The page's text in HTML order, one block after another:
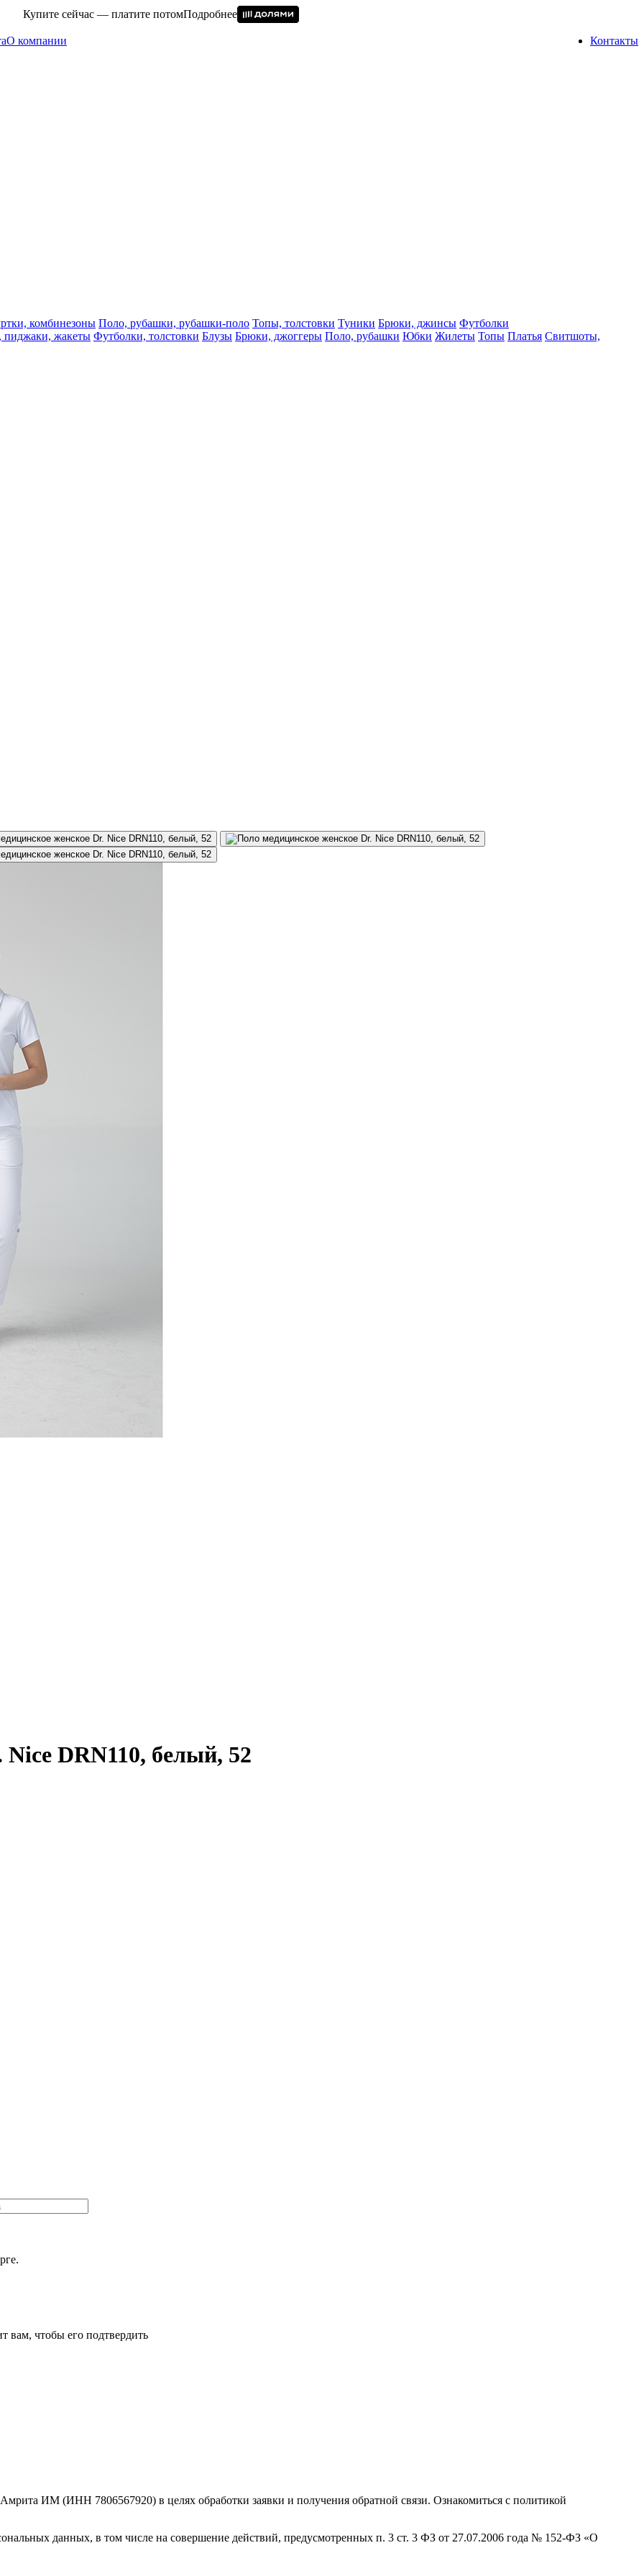
Купите сейчас — платите потомПодробнее
О компании Контакты
комбинезоны Поло, рубашки, рубашки-поло Топы, толстовки Туники Брюки, джинсы Футболки
пиджаки, жакеты Футболки, толстовки Блузы Брюки, джоггеры Поло, рубашки Юбки Жилеты Топы Платья Свитшоты,
DRN110, белый, 52
вам, чтобы его подтвердить
ИМ (ИНН 7806567920) в целях обработки заявки и получения обратной связи. Ознакомиться с политикой
данных, в том числе на совершение действий, предусмотренных п. 3 ст. 3 ФЗ от 27.07.2006 года № 152-ФЗ «О